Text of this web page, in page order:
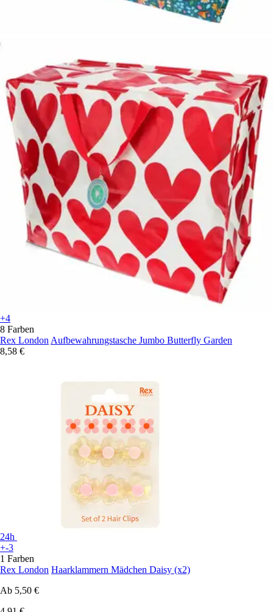
+4
8 Farben
Rex London Aufbewahrungstasche Jumbo Butterfly Garden
8,58 €
24h
+-3
1 Farben
Rex London Haarklammern Mädchen Daisy (x2)
Ab 5,50 €